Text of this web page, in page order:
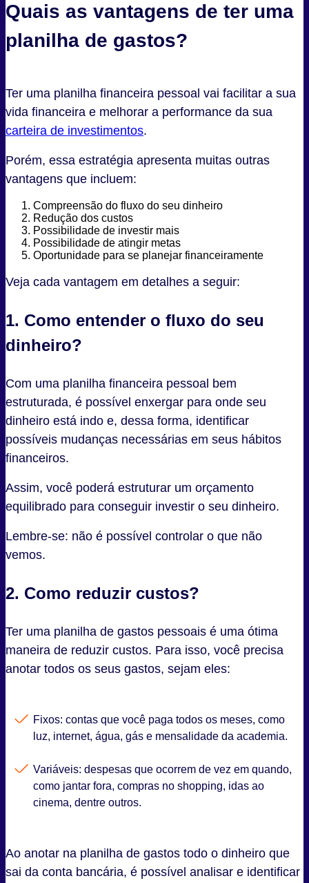
Quais as vantagens de ter uma
planilha de gastos?
Ter uma planilha financeira pessoal vai facilitar a sua
vida financeira e melhorar a performance da sua
carteira de investimentos.
Porém, essa estratégia apresenta muitas outras
vantagens que incluem:
Compreensão do fluxo do seu dinheiro
Redução dos custos
Possibilidade de investir mais
Possibilidade de atingir metas
Oportunidade para se planejar financeiramente
Veja cada vantagem em detalhes a seguir:
1. Como entender o fluxo do seu
dinheiro?
Com uma planilha financeira pessoal bem
estruturada, é possível enxergar para onde seu
dinheiro está indo e, dessa forma, identificar
possíveis mudanças necessárias em seus hábitos
financeiros.
Assim, você poderá estruturar um orçamento
equilibrado para conseguir investir o seu dinheiro.
Lembre-se: não é possível controlar o que não
vemos.
2. Como reduzir custos?
Ter uma planilha de gastos pessoais é uma ótima
maneira de reduzir custos. Para isso, você precisa
anotar todos os seus gastos, sejam eles:
Fixos: contas que você paga todos os meses, como
luz, internet, água, gás e mensalidade da academia.
Variáveis: despesas que ocorrem de vez em quando,
como jantar fora, compras no shopping, idas ao
cinema, dentre outros.
Ao anotar na planilha de gastos todo o dinheiro que
sai da conta bancária, é possível analisar e identificar